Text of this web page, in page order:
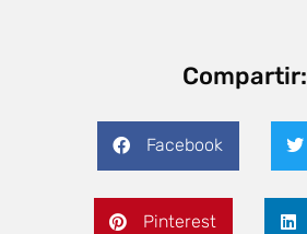
Compartir:
Facebook
Pinterest